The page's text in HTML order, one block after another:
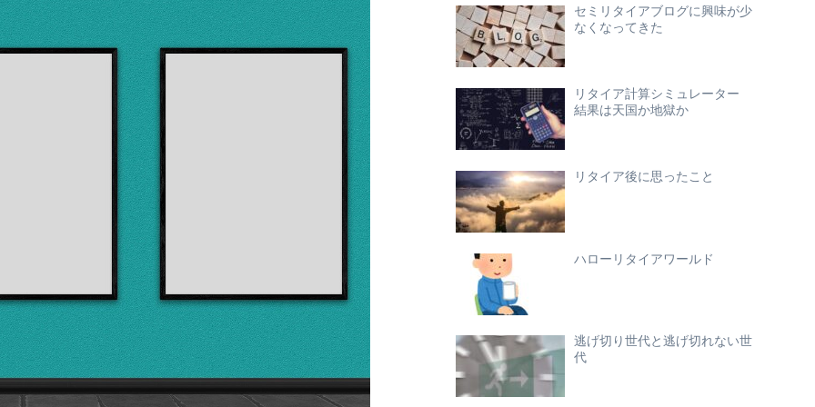
セミリタイアブログに興味が少
なくなってきた
リタイア計算シミュレーター
結果は天国か地獄か
リタイア後に思ったこと
ハローリタイアワールド
逃げ切り世代と逃げ切れない世
代